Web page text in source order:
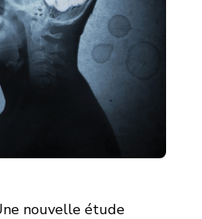
nouvelle étude